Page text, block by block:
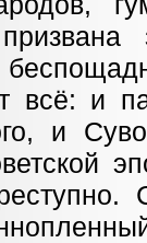
всё: и
и